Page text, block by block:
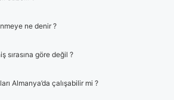
ne denir ?
sırasına göre değil ?
Almanya’da çalışabilir mi ?